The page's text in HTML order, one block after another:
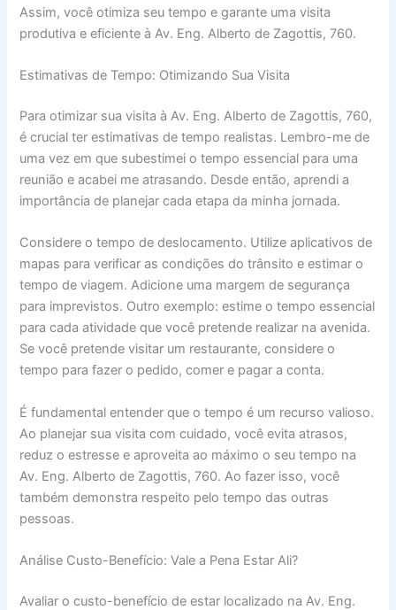
Assim, você otimiza seu tempo e garante uma visita
produtiva e eficiente à Av. Eng. Alberto de Zagottis, 760.
Estimativas de Tempo: Otimizando Sua Visita
Para otimizar sua visita à Av. Eng. Alberto de Zagottis, 760,
é crucial ter estimativas de tempo realistas. Lembro-me de
uma vez em que subestimei o tempo essencial para uma
reunião e acabei me atrasando. Desde então, aprendi a
importância de planejar cada etapa da minha jornada.
Considere o tempo de deslocamento. Utilize aplicativos de
mapas para verificar as condições do trânsito e estimar o
tempo de viagem. Adicione uma margem de segurança
para imprevistos. Outro exemplo: estime o tempo essencial
para cada atividade que você pretende realizar na avenida.
Se você pretende visitar um restaurante, considere o
tempo para fazer o pedido, comer e pagar a conta.
É fundamental entender que o tempo é um recurso valioso.
Ao planejar sua visita com cuidado, você evita atrasos,
reduz o estresse e aproveita ao máximo o seu tempo na
Av. Eng. Alberto de Zagottis, 760. Ao fazer isso, você
também demonstra respeito pelo tempo das outras
pessoas.
Análise Custo-Benefício: Vale a Pena Estar Ali?
Avaliar o custo-benefício de estar localizado na Av. Eng.